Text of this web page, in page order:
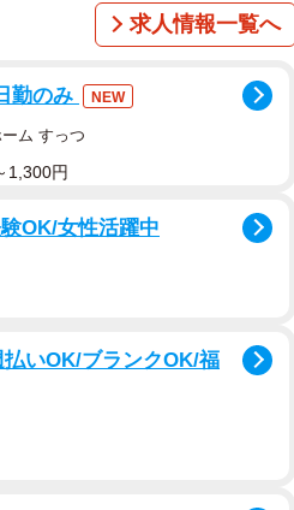
求人情報一覧へ
勤のみ NEW
ム すっつ
1,300円
OK/女性活躍中
いOK/ブランクOK/福